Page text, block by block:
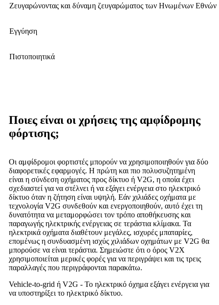
Ζευγαρώνοντας και δύναμη ζευγαρώματος των Ηνωμένων Εθνών
Εγγύηση
Πιστοποιητικά
Ποιες είναι οι χρήσεις της αμφίδρομης
φόρτισης;
Οι αμφίδρομοι φορτιστές μπορούν να χρησιμοποιηθούν για δύο
διαφορετικές εφαρμογές. Η πρώτη και πιο πολυσυζητημένη
είναι η σύνδεση οχήματος προς δίκτυο ή V2G, η οποία έχει
σχεδιαστεί για να στέλνει ή να εξάγει ενέργεια στο ηλεκτρικό
δίκτυο όταν η ζήτηση είναι υψηλή. Εάν χιλιάδες οχήματα με
τεχνολογία V2G συνδεθούν και ενεργοποιηθούν, αυτό έχει τη
δυνατότητα να μεταμορφώσει τον τρόπο αποθήκευσης και
παραγωγής ηλεκτρικής ενέργειας σε τεράστια κλίμακα. Τα
ηλεκτρικά οχήματα διαθέτουν μεγάλες, ισχυρές μπαταρίες,
επομένως η συνδυασμένη ισχύς χιλιάδων οχημάτων με V2G θα
μπορούσε να είναι τεράστια. Σημειώστε ότι ο όρος V2X
χρησιμοποιείται μερικές φορές για να περιγράψει και τις τρεις
παραλλαγές που περιγράφονται παρακάτω.
Vehicle-to-grid ή V2G - Το ηλεκτρικό όχημα εξάγει ενέργεια για
να υποστηρίξει το ηλεκτρικό δίκτυο.